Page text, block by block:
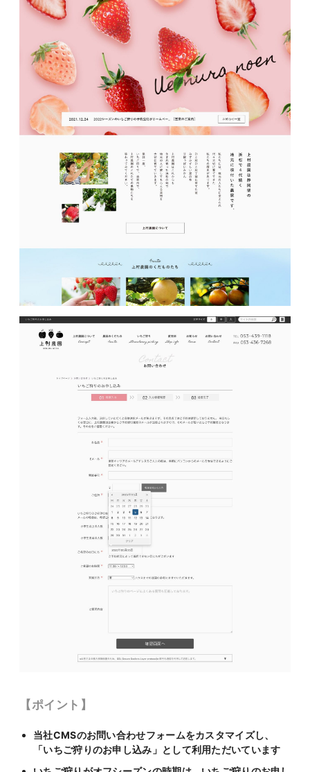
【ポイント】
当社CMSのお問い合わせフォームをカスタマイズし、
「いちご狩りのお申し込み」として利用ただいています